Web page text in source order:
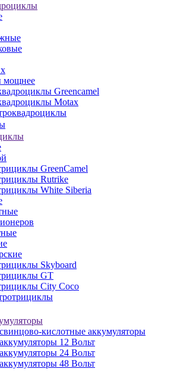
мощнее
Greencamel
Motax
GreenCamel
Rutrike
White Siberia
Skyboard
GT
City Coco
кислотные аккумуляторы
12 Вольт
24 Вольт
48 Вольт